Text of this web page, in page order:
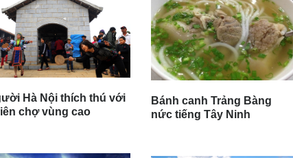
Hà Nội thích thú với
chợ vùng cao
Bánh canh Trảng Bàng
nức tiếng Tây Ninh